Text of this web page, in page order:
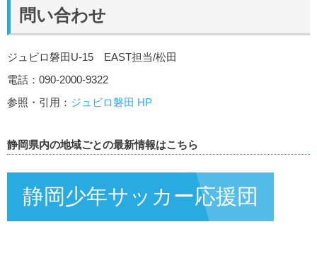
問い合わせ
ジュビロ磐田U-15 EAST担当/松田
電話：090-2000-9322
参照・引用： ジュビロ磐田 HP
静岡県内の地域ごとの最新情報はこちら
静岡少年サッカー応援団